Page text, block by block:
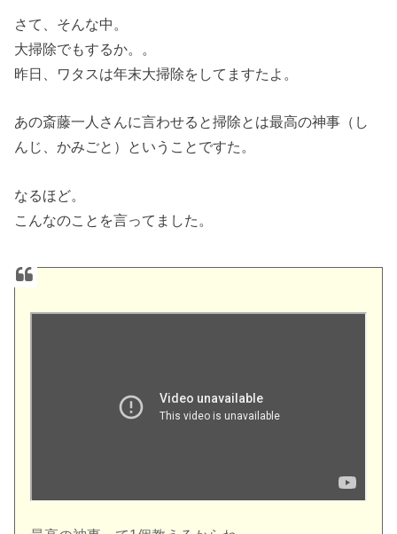
さて、そんな中。
大掃除でもするか。。
昨日、ワタスは年末大掃除をしてますたよ。
あの斎藤一人さんに言わせると掃除とは最高の神事（し
んじ、かみごと）ということですた。
なるほど。
こんなのことを言ってました。